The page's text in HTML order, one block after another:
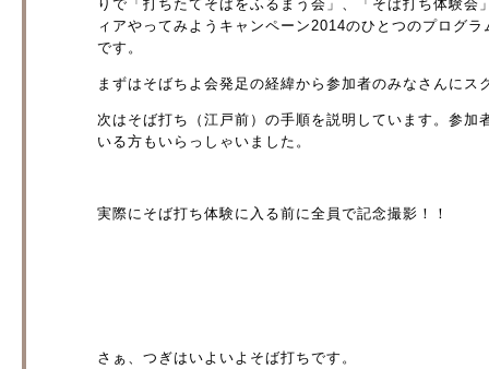
りで「打ちたてそばをふるまう会」、「そば打ち体験
ィアやってみようキャンペーン2014のひとつのプログ
です。
まずはそばちよ会発足の経緯から参加者のみなさんにス
次はそば打ち（江戸前）の手順を説明しています。参
いる方もいらっしゃいました。
実際にそば打ち体験に入る前に全員で記念撮影！！
さぁ、つぎはいよいよそば打ちです。